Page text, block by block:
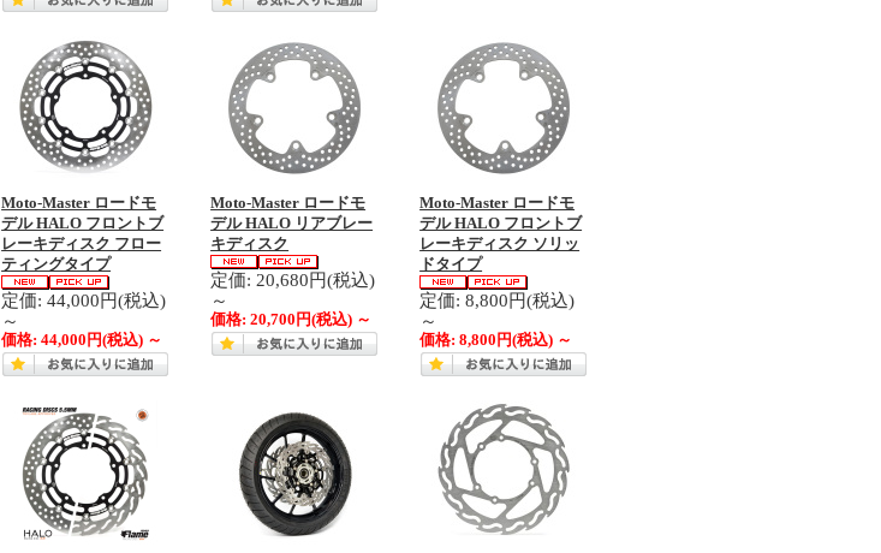
Moto-Master ロードモ
デル HALO フロントブ
レーキディスク フロー
ティングタイプ
定価: 44,000円(税込)
～
価格:44,000円(税込) ～
Moto-Master ロードモ
デル HALO リアブレー
キディスク
定価: 20,680円(税込)
～
価格:20,700円(税込) ～
Moto-Master ロードモ
デル HALO フロントブ
レーキディスク ソリッ
ドタイプ
定価: 8,800円(税込)
～
価格:8,800円(税込) ～